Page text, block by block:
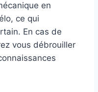
en
ce qui
En cas de
vous débrouiller